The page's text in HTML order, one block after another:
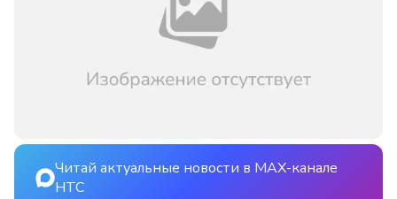
Читай актуальные новости в MAX-канале
НТС